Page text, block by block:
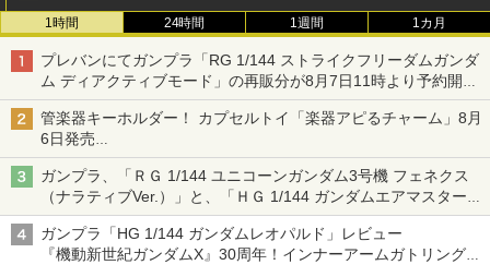
1時間 24時間 1週間 1カ月
プレバンにてガンプラ「RG 1/144 ストライクフリーダムガンダ
ム ディアクティブモード」の再販分が8月7日11時より予約開
始！
管楽器キーホルダー！ カプセルトイ「楽器アピるチャーム」8月
6日発売
チューバ、テナサクなど5種各3色
ガンプラ、「ＲＧ 1/144 ユニコーンガンダム3号機 フェネクス
（ナラティブVer.）」と、「ＨＧ 1/144 ガンダムエアマスターバ
ースト」再販
ガンプラ「HG 1/144 ガンダムレオパルド」レビュー
『機動新世紀ガンダムX』30周年！インナーアームガトリングの